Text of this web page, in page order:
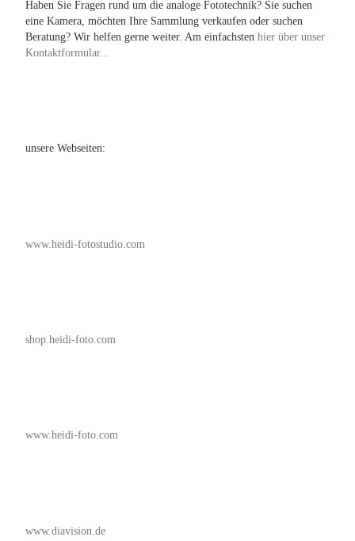
Haben Sie Fragen rund um die analoge Fototechnik? Sie suchen
eine Kamera, möchten Ihre Sammlung verkaufen oder suchen
Beratung? Wir helfen gerne weiter. Am einfachsten hier über unser
Kontaktformular...
unsere Webseiten:
www.heidi-fotostudio.com
shop.heidi-foto.com
www.heidi-foto.com
www.diavision.de